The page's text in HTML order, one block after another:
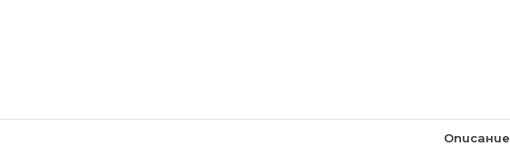
Описание